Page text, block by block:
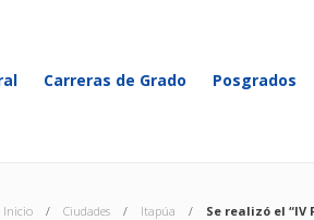
Carreras de Grado Posgrados
Inicio Ciudades Itapúa Se realizó el